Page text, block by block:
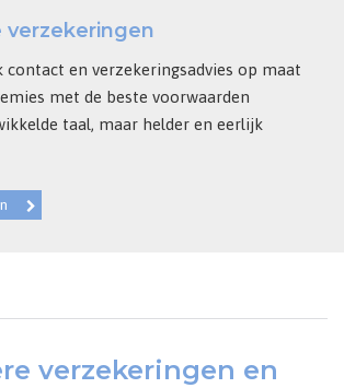
verzekeringen
contact en verzekeringsadvies op maat
met de beste voorwaarden
taal, maar helder en eerlijk
verzekeringen en